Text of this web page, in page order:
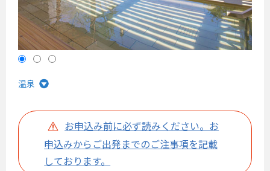
温泉
お申込み前に必ず読みください。お
申込みからご出発までのご注事項を記載
しております。